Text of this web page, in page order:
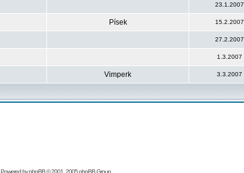
23.1.2007
Písek 15.2.2007
27.2.2007
1.3.2007
Vimperk 3.3.2007
Powered byphpBB© 2001, 2005 phpBB Group